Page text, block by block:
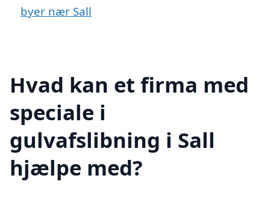
byer nær Sall
Hvad kan et firma med
speciale i
gulvafslibning i Sall
hjælpe med?